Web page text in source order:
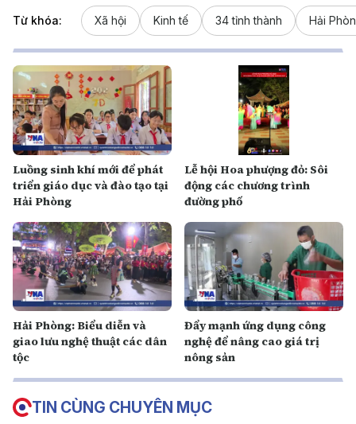
Từ khóa: Xã hội Kinh tế 34 tỉnh thành Hải
Luồng sinh khí mới để phát
triển giáo dục và đào tạo tại
Hải Phòng
Lễ hội Hoa phượng đỏ: Sôi
động các chương trình
đường phố
Hải Phòng: Biểu diễn và
giao lưu nghệ thuật các dân
tộc
Đẩy mạnh ứng dụng công
nghệ để nâng cao giá trị
nông sản
TIN CÙNG CHUYÊN MỤC